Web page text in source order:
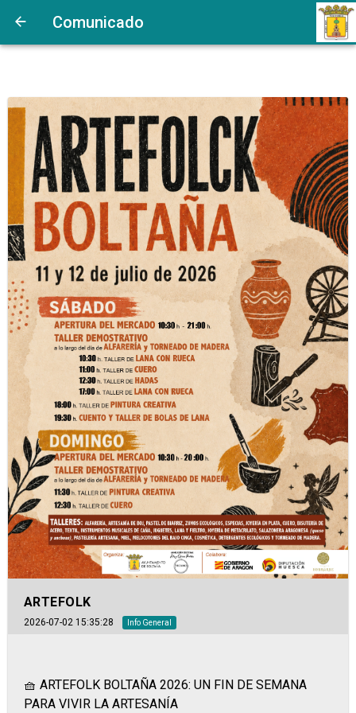
Comunicado
ARTEFOLK
2026-07-02 15:35:28 Info General
🧺 ARTEFOLK BOLTAÑA 2026: UN FIN DE SEMANA
PARA VIVIR LA ARTESANÍA